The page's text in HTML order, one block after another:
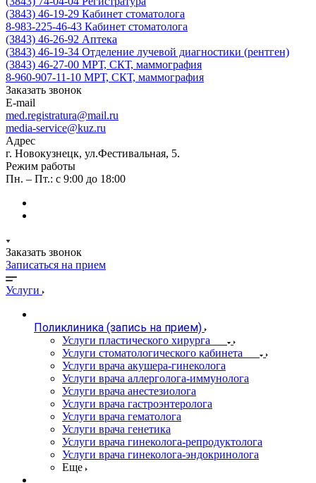
(3843) 46-19-29 Кабинет стоматолога
8-983-225-46-43 Кабинет стоматолога
(3843) 46-26-92 Аптека
(3843) 46-19-34 Отделение лучевой диагностики (рентген)
(3843) 46-27-00 МРТ, СКТ, маммография
8-960-907-11-10 МРТ, СКТ, маммография
Заказать звонок
E-mail
med.registratura@mail.ru
media-service@kuz.ru
Адрес
г. Новокузнецк, ул.Фестивальная, 5.
Режим работы
Пн. – Пт.: с 9:00 до 18:00
Заказать звонок
Записаться на прием
Услуги
Поликлиника (запись на прием)
Услуги пластического хирурга
Услуги стоматологического кабинета
Услуги врача акушера-гинеколога
Услуги врача аллерголога-иммунолога
Услуги врача анестезиолога
Услуги врача гастроэнтеролога
Услуги врача гематолога
Услуги врача генетика
Услуги врача гинеколога-репродуктолога
Услуги врача гинеколога-эндокринолога
Еще